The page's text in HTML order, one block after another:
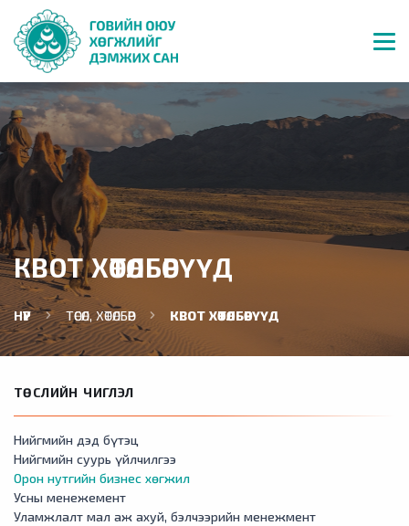
КВОТ ХӨТӨЛБӨРҮҮД
НҮҮР ТӨСӨЛ, ХӨТӨЛБӨР КВОТ ХӨТӨЛБӨРҮҮД
ТӨСЛИЙН ЧИГЛЭЛ
Нийгмийн дэд бүтэц
Нийгмийн суурь үйлчилгээ
Орон нутгийн бизнес хөгжил
Усны менежемент
Уламжлалт мал аж ахуй, бэлчээрийн менежмент